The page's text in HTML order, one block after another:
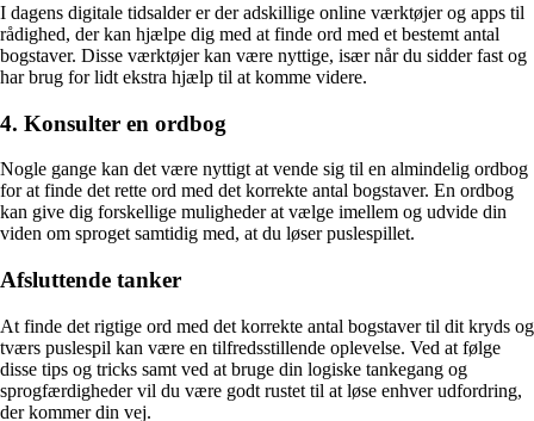
I dagens digitale tidsalder er der adskillige online værktøjer og apps til
rådighed, der kan hjælpe dig med at finde ord med et bestemt antal
bogstaver. Disse værktøjer kan være nyttige, især når du sidder fast og
har brug for lidt ekstra hjælp til at komme videre.
4. Konsulter en ordbog
Nogle gange kan det være nyttigt at vende sig til en almindelig ordbog
for at finde det rette ord med det korrekte antal bogstaver. En ordbog
kan give dig forskellige muligheder at vælge imellem og udvide din
viden om sproget samtidig med, at du løser puslespillet.
Afsluttende tanker
At finde det rigtige ord med det korrekte antal bogstaver til dit kryds og
tværs puslespil kan være en tilfredsstillende oplevelse. Ved at følge
disse tips og tricks samt ved at bruge din logiske tankegang og
sprogfærdigheder vil du være godt rustet til at løse enhver udfordring,
der kommer din vej.